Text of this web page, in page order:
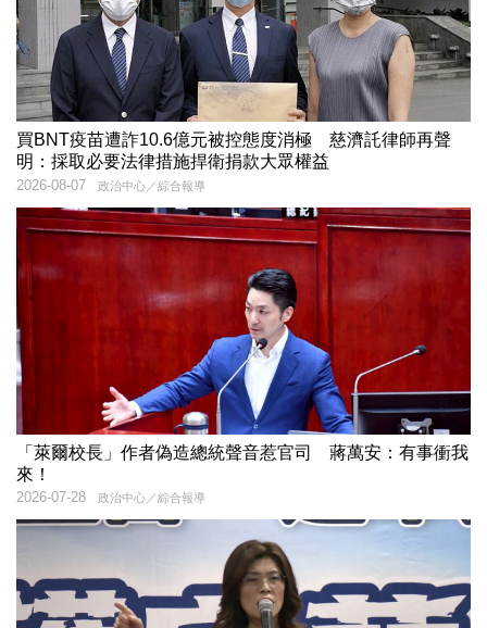
買BNT疫苗遭詐10.6億元被控態度消極 慈濟託律師再聲
明：採取必要法律措施捍衛捐款大眾權益
政治中心／綜合報導
2026-08-07
「萊爾校長」作者偽造總統聲音惹官司 蔣萬安：有事衝我
來！
政治中心／綜合報導
2026-07-28